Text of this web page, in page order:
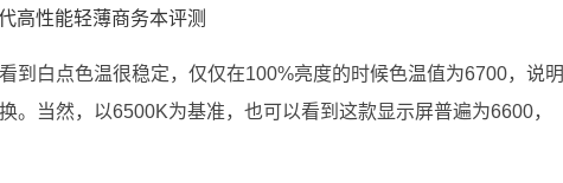
白点色温很稳定，仅仅在100%亮度的时候色温值为6700，说明
。当然，以6500K为基准，也可以看到这款显示屏普遍为6600，